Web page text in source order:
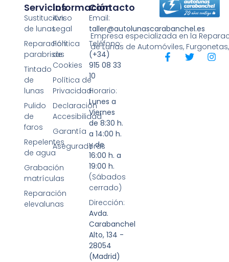
Empresa especializada en la
de Lunas de Automóviles,
Servicios
Sustitución
de lunas
Reparación
parabrisas
Tintado
de
lunas
Pulido
de
faros
Repelentes
de agua
Grabación
matrículas
Reparación
elevalunas
Información
Aviso
Legal
Política
de
Cookies
Política de
Privacidad
Declaración
Accesibilidad
Garantía
Aseguradoras
Contacto
Email:
taller@autolunascarabanchel.es
Teléfono:
(+34)
915 08 33
10
Horario:
Lunes a
Viernes
de 8:30 h.
a 14:00 h.
y de
16:00 h. a
19:00 h.
(Sábados
cerrado)
Dirección:
Avda.
Carabanchel
Alto, 134 -
28054
(Madrid)